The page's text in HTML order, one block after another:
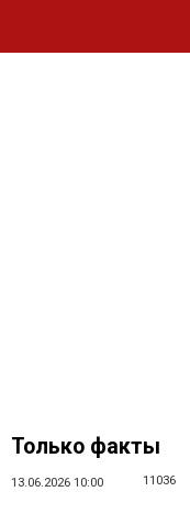
Только факты
13.06.2026 10:00 11036